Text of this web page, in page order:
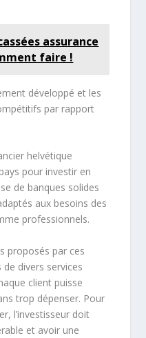
assurance
faire !
développé et les
par rapport
helvétique
pour investir en
de banques solides
aux besoins des
professionnels.
proposés par ces
divers services
client puisse
trop dépenser. Pour
l’investisseur doit
et avoir une